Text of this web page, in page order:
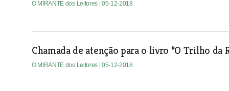
O MIRANTE dos Leitores | 05-12-2018
Chamada de atenção para o livro “O Trilho da
O MIRANTE dos Leitores | 05-12-2018